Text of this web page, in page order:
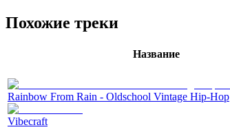
Похожие треки
Название
Rainbow From Rain - Oldschool Vintage Hip-Hop
Vibecraft